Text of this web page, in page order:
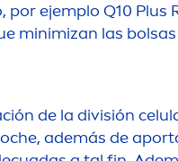
por ejemplo Q10 Plus
minimizan las
de la división
además de